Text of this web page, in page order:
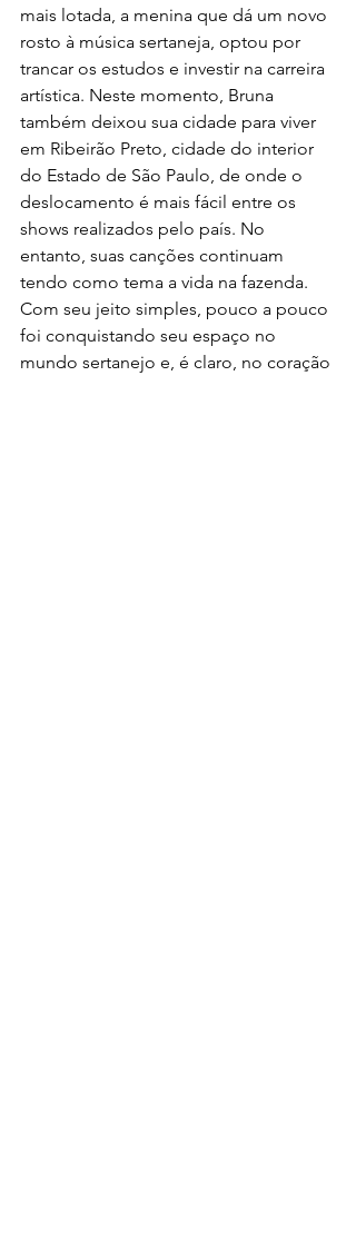
mais lotada, a menina que dá um novo
rosto à música sertaneja, optou por
trancar os estudos e investir na carreira
artística. Neste momento, Bruna
também deixou sua cidade para viver
em Ribeirão Preto, cidade do interior
do Estado de São Paulo, de onde o
deslocamento é mais fácil entre os
shows realizados pelo país. No
entanto, suas canções continuam
tendo como tema a vida na fazenda.
Com seu jeito simples, pouco a pouco
foi conquistando seu espaço no
mundo sertanejo e, é claro, no coração